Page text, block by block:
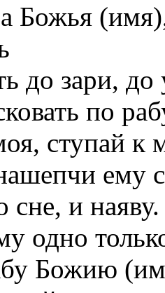
Божья
до зари, до
по
ступай к
ему
и наяву.
одно
Божию